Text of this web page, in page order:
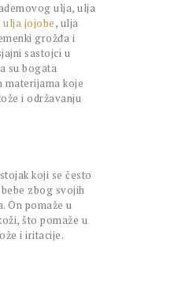
ulja, ulja
ulja jojobe, ulja
grožđa i
sastojci u
su bogata
materijama koje
i održavanju
koji se često
zbog svojih
On pomaže u
što pomaže u
i iritacije.